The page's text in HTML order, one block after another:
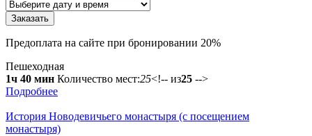
Предоплата на сайте при бронировании 20%
Пешеходная
1ч 40 мин Количество мест:25<!-- из25 -->
Подробнее
История Новодевичьего монастыря (с посещением
монастыря)